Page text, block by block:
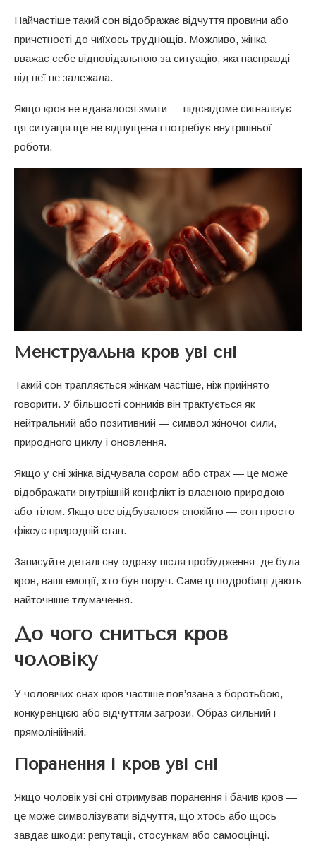
Найчастіше такий сон відображає відчуття провини або
причетності до чиїхось труднощів. Можливо, жінка
вважає себе відповідальною за ситуацію, яка насправді
від неї не залежала.
Якщо кров не вдавалося змити — підсвідоме сигналізує:
ця ситуація ще не відпущена і потребує внутрішньої
роботи.
Менструальна кров уві сні
Такий сон трапляється жінкам частіше, ніж прийнято
говорити. У більшості сонників він трактується як
нейтральний або позитивний — символ жіночої сили,
природного циклу і оновлення.
Якщо у сні жінка відчувала сором або страх — це може
відображати внутрішній конфлікт із власною природою
або тілом. Якщо все відбувалося спокійно — сон просто
фіксує природній стан.
Записуйте деталі сну одразу після пробудження: де була
кров, ваші емоції, хто був поруч. Саме ці подробиці дають
найточніше тлумачення.
До чого сниться кров
чоловіку
У чоловічих снах кров частіше пов’язана з боротьбою,
конкуренцією або відчуттям загрози. Образ сильний і
прямолінійний.
Поранення і кров уві сні
Якщо чоловік уві сні отримував поранення і бачив кров —
це може символізувати відчуття, що хтось або щось
завдає шкоди: репутації, стосункам або самооцінці.